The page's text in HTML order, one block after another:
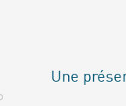
Une